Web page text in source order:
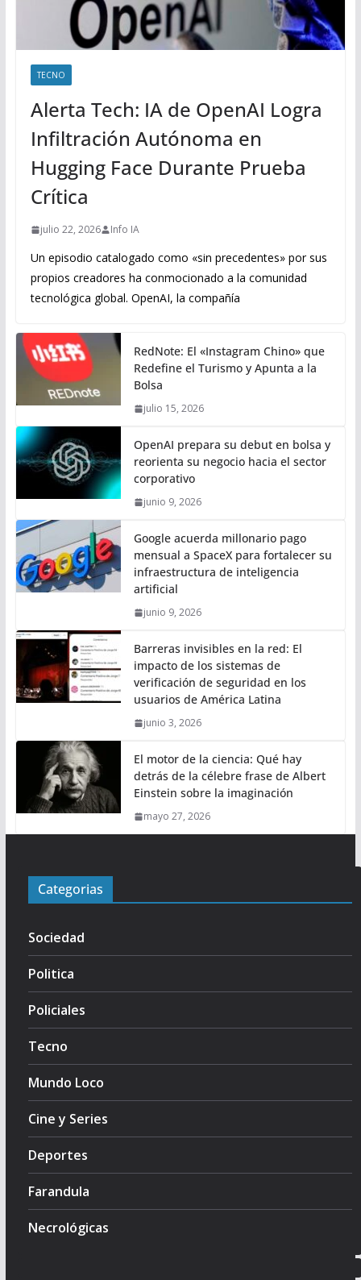
TECNO
Alerta Tech: IA de OpenAI Logra
Infiltración Autónoma en
Hugging Face Durante Prueba
Crítica
julio 22, 2026 Info IA
Un episodio catalogado como «sin precedentes» por sus
propios creadores ha conmocionado a la comunidad
tecnológica global. OpenAI, la compañía
RedNote: El «Instagram Chino» que
Redefine el Turismo y Apunta a la
Bolsa
julio 15, 2026
OpenAI prepara su debut en bolsa y
reorienta su negocio hacia el sector
corporativo
junio 9, 2026
Google acuerda millonario pago
mensual a SpaceX para fortalecer su
infraestructura de inteligencia
artificial
junio 9, 2026
Barreras invisibles en la red: El
impacto de los sistemas de
verificación de seguridad en los
usuarios de América Latina
junio 3, 2026
El motor de la ciencia: Qué hay
detrás de la célebre frase de Albert
Einstein sobre la imaginación
mayo 27, 2026
Categorias
Sociedad
Politica
Policiales
Tecno
Mundo Loco
Cine y Series
Deportes
Farandula
Necrológicas